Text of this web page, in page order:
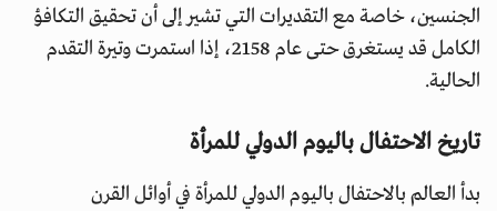
الجنسين، خاصة مع التقديرات التي تشير إلى أن تحقيق التكافؤ
الكامل قد يستغرق حتى عام 2158، إذا استمرت وتيرة التقدم
الحالية.
تاريخ الاحتفال باليوم الدولي للمرأة
بدأ العالم بالاحتفال باليوم الدولي للمرأة في أوائل القرن